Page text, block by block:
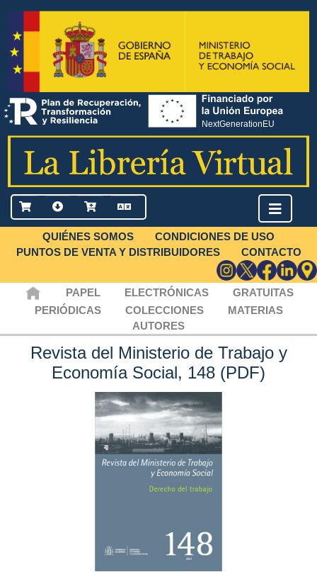
QUIÉNES SOMOS
CONDICIONES DE USO
PUNTOS DE VENTA Y DISTRIBUIDORES
CONTACTO
PAPEL ELECTRÓNICAS
GRATUITAS
PERIÓDICAS
COLECCIONES
MATERIAS
AUTORES
Revista del Ministerio de Trabajo y
Economía Social, 148 (PDF)